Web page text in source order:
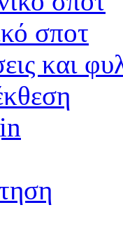
σποτ
και